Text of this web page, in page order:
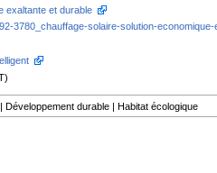
exaltante et durable
3780_chauffage-solaire-solution-economique-
|Développement durable |Habitat écologique